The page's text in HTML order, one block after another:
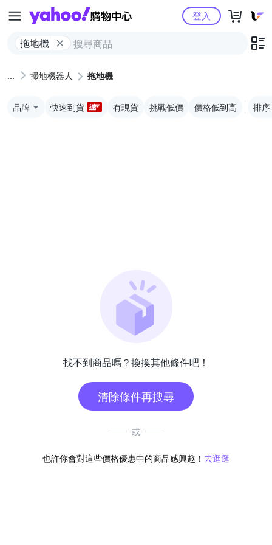
Yahoo購物中心
拖地機
登入
掃地機器人 拖地機
品牌 快速到貨 有現貨 挑戰低價 價格低到高 排序
找不到商品嗎？換換其他條件吧！
清除條件再搜尋
或
也許你會對這些價格優惠中的商品感興趣！ 去逛逛